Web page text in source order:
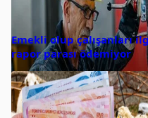
Emekli olup çalışanları
rapor parası ödemiyor